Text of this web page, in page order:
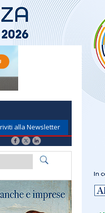
alla Newsletter